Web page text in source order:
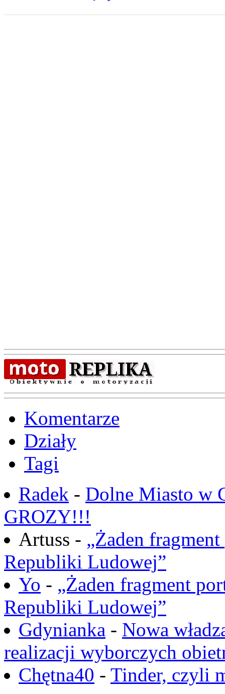
Komentarze
Działy
Tagi
Radek - Dolne Miasto w
GROZY!!!
Artuss - „Żaden
Republiki Ludowej”
Yo - „Żaden fragment
Republiki Ludowej”
Gdynianka - Nowa
realizacji wyborczych
Chętna40 - Tinder, czyli